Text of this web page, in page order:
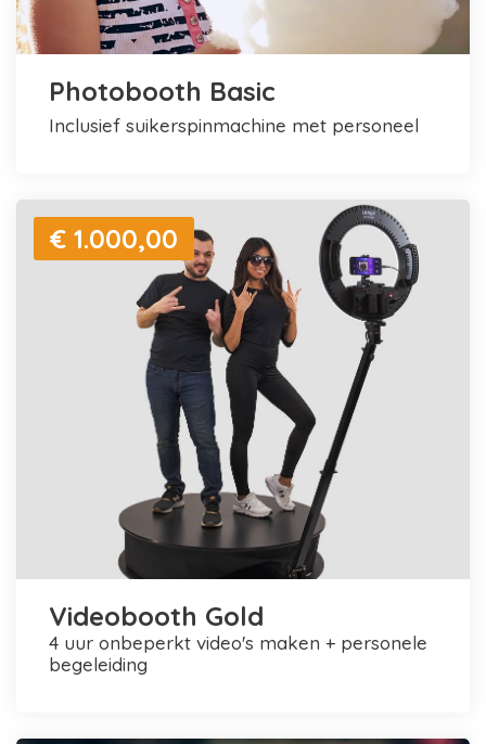
Photobooth Basic
inclusief suikerspinmachine met personeel
€ 1.000,00
Videobooth Gold
4 uur onbeperkt video's maken + personele
begeleiding